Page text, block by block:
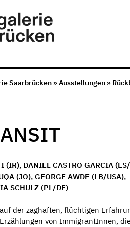
Saarbrücken »Ausstellungen »
(IR), DANIEL CASTRO GARCIA
(JO), GEORGE AWDE (LB/USA),
SCHULZ (PL/DE)
der zaghaften, flüchtigen
von ImmigrantInnen,